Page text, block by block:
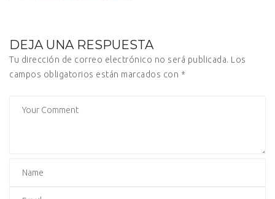
DEJA UNA RESPUESTA
Tu dirección de correo electrónico no será publicada. Los
campos obligatorios están marcados con *